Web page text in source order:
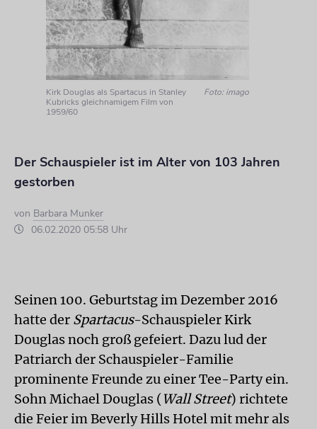
Kirk Douglas als Spartacus in Stanley
Kubricks gleichnamigem Film von
1959/60
Foto: imago
Der Schauspieler ist im Alter von 103 Jahren
gestorben
von Barbara Munker
06.02.2020 05:58 Uhr
Seinen 100. Geburtstag im Dezember 2016
hatte der Spartacus-Schauspieler Kirk
Douglas noch groß gefeiert. Dazu lud der
Patriarch der Schauspieler-Familie
prominente Freunde zu einer Tee-Party ein.
Sohn Michael Douglas (Wall Street) richtete
die Feier im Beverly Hills Hotel mit mehr als